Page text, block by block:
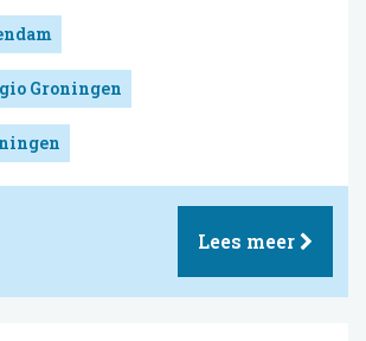
Groningen
Lees meer